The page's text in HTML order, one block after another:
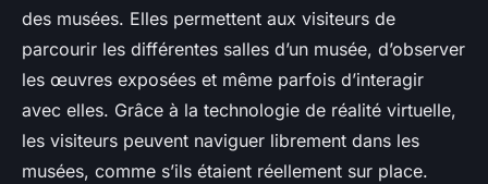
des musées. Elles permettent aux visiteurs de
parcourir les différentes salles d’un musée, d’observer
les œuvres exposées et même parfois d’interagir
avec elles. Grâce à la technologie de réalité virtuelle,
les visiteurs peuvent naviguer librement dans les
musées, comme s’ils étaient réellement sur place.